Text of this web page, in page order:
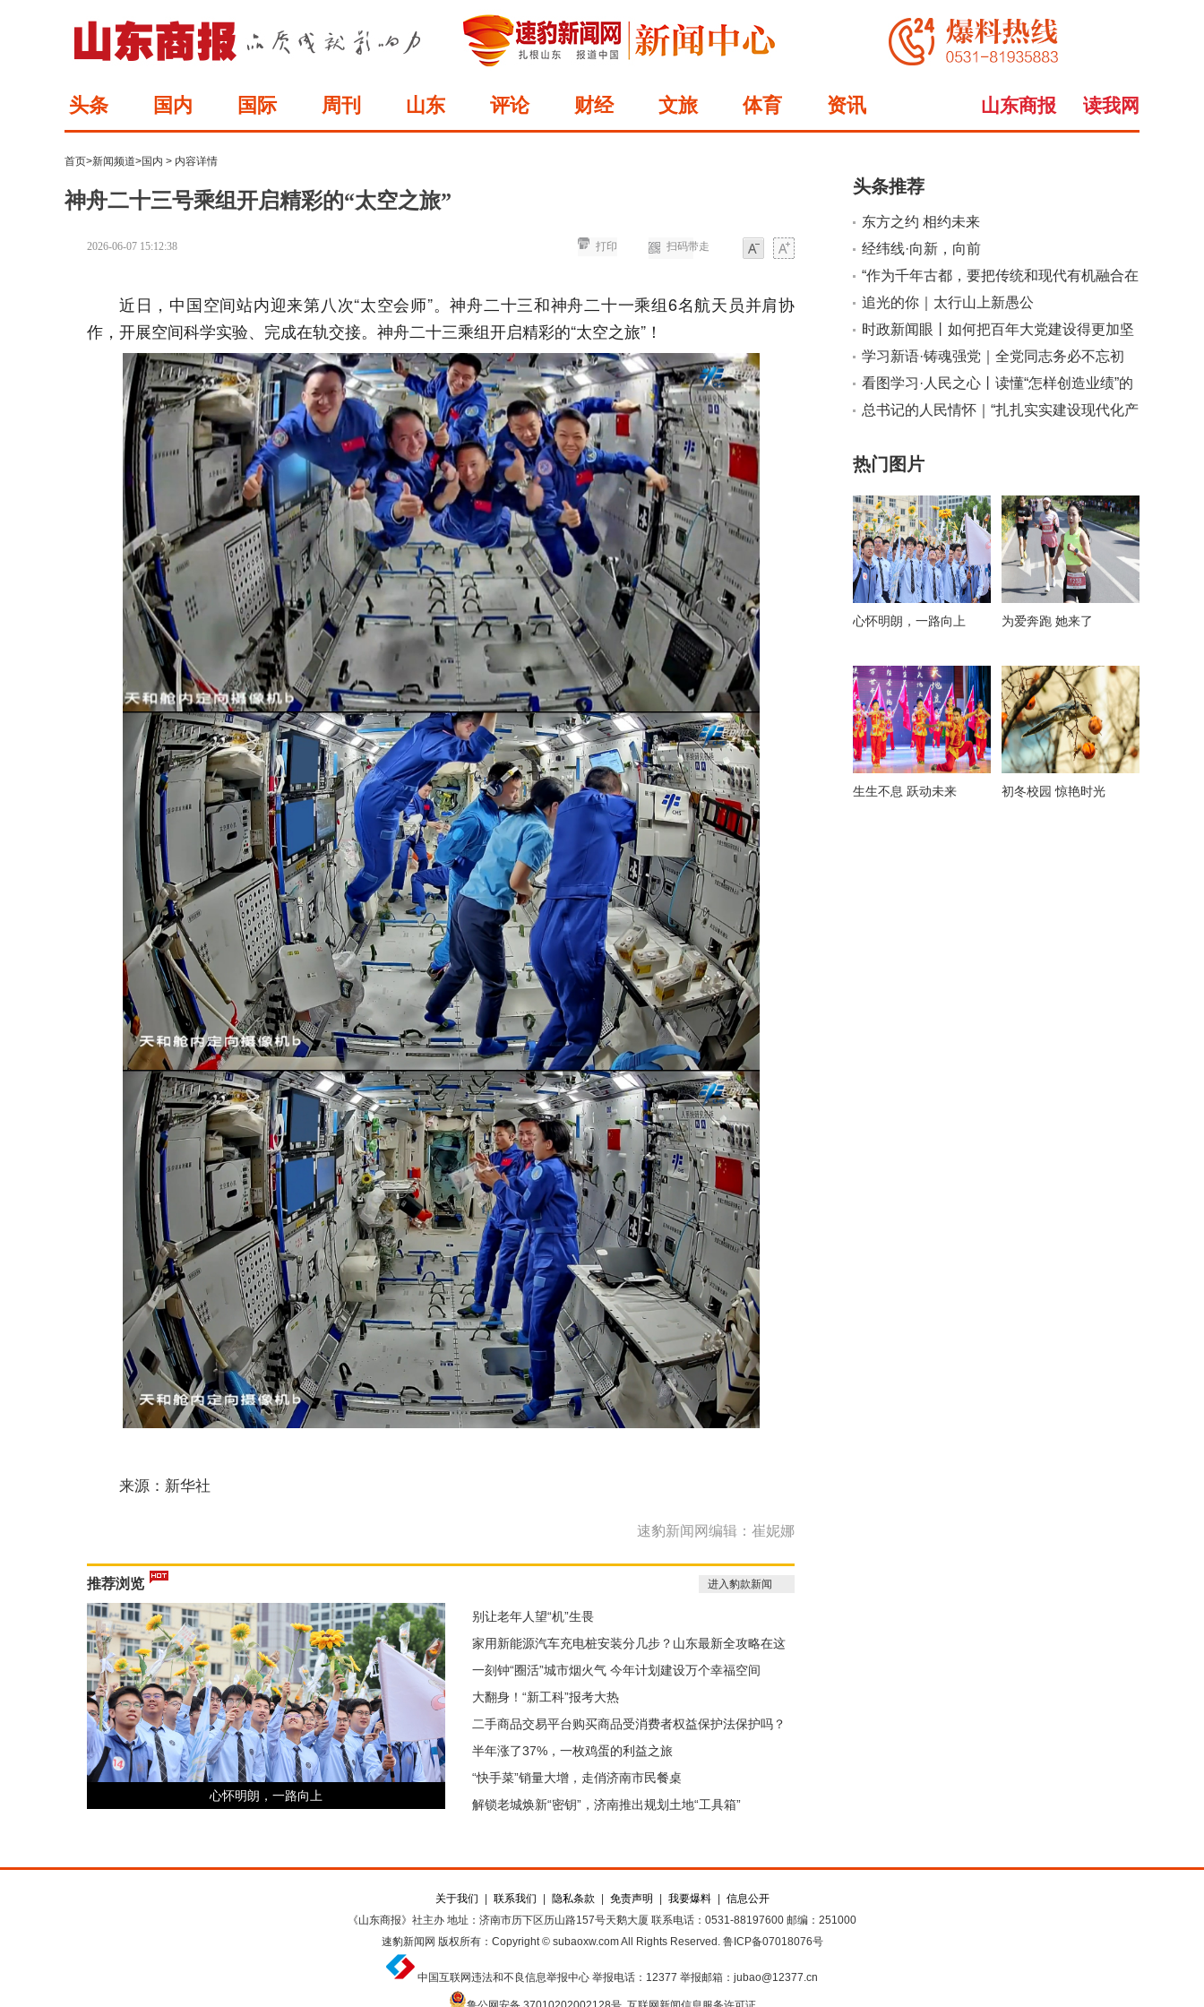
头条 国内 国际 周刊 山东 评论 财经 文旅 体育 资讯 读我网
山东商报
首页>新闻频道>国内 > 内容详情
神舟二十三号乘组开启精彩的“太空之旅”
2026-06-07 15:12:38
大
扫码带走
打印
近日，中国空间站内迎来第八次“太空会师”。神舟二十三和神舟二十一乘组6名航天员并肩协
作，开展空间科学实验、完成在轨交接。神舟二十三乘组开启精彩的“太空之旅”！
来源：新华社
速豹新闻网编辑：崔妮娜
推荐浏览 进入豹款新闻
心怀明朗，一路向上
别让老年人望“机”生畏
家用新能源汽车充电桩安装分几步？山东最新全攻略在这
里
一刻钟“圈活”城市烟火气 今年计划建设万个幸福空间
大翻身！“新工科”报考大热
二手商品交易平台购买商品受消费者权益保护法保护吗？
半年涨了37%，一枚鸡蛋的利益之旅
“快手菜”销量大增，走俏济南市民餐桌
解锁老城焕新“密钥”，济南推出规划土地“工具箱”
头条推荐
东方之约 相约未来
经纬线·向新，向前
“作为千年古都，要把传统和现代有机融合在
一起”
追光的你｜太行山上新愚公
时政新闻眼丨如何把百年大党建设得更加坚
强有力？总书记这样部署
学习新语·铸魂强党｜全党同志务必不忘初
心、牢记使命
看图学习·人民之心丨读懂“怎样创造业绩”的
实干路径
总书记的人民情怀｜“扎扎实实建设现代化产
热门图片
心怀明朗，一路向上 为爱奔跑 她来了
生生不息 跃动未来 初冬校园 惊艳时光
关于我们 | 联系我们 | 隐私条款 | 免责声明 | 我要爆料 | 信息公开
《山东商报》社主办 地址：济南市历下区历山路157号天鹅大厦 联系电话：0531-88197600 邮编：251000
速豹新闻网 版权所有：Copyright © subaoxw.com All Rights Reserved. 鲁ICP备07018076号
中国互联网违法和不良信息举报中心 举报电话：12377 举报邮箱：jubao@12377.cn